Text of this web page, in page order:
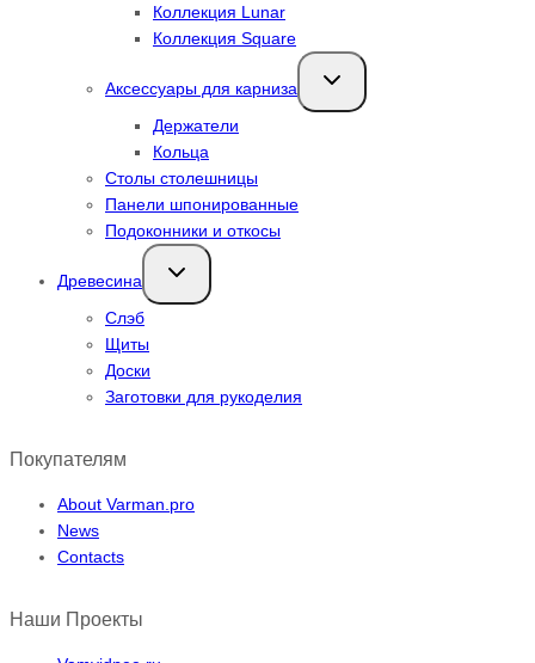
Коллекция Lunar
Коллекция Square
Аксессуары для карниза
Переключить
дочернее
Держатели
Кольца
Столы столешницы
Панели шпонированные
Подоконники и откосы
Древесина
Переключить
дочернее
Слэб
Щиты
Доски
Заготовки для рукоделия
Покупателям
About Varman.pro
News
Contacts
Наши Проекты